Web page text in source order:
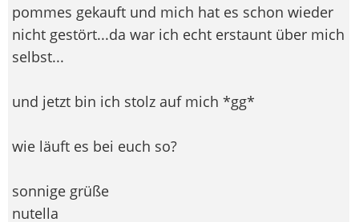
pommes gekauft und mich hat es schon wieder
nicht gestört...da war ich echt erstaunt über mich
selbst...
und jetzt bin ich stolz auf mich *gg*
wie läuft es bei euch so?
sonnige grüße
nutella